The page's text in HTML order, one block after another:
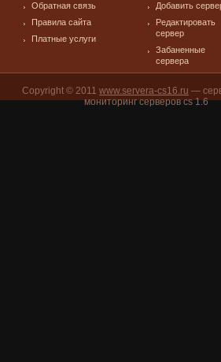
Обратная связь
Правила сайта
Платные услуги
Добавить
Редактировать
сервер
Забаненные
сервера
Copyright © 2011 www.servera-cs16.ru —
мониторинг серверов cs 1.6